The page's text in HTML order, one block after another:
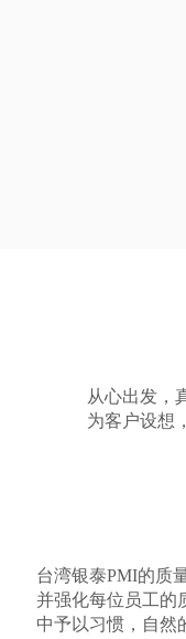
台湾银泰PMI的质
并强化每位员工的
中予以习惯，自然
从心出发，
为客户设想